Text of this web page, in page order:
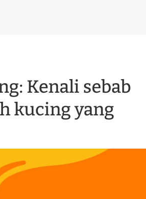
Kenali sebab
kucing yang